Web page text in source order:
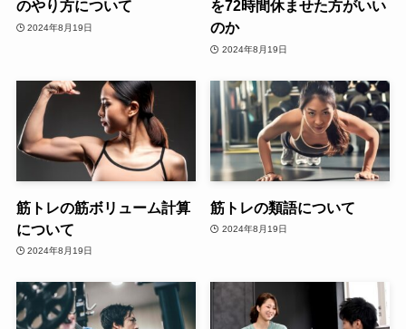
のやり方について
2024年8月19日
を72時間休ませた方がいい
のか
2024年8月19日
筋トレの筋ボリューム計算
について
2024年8月19日
筋トレの類語について
2024年8月19日